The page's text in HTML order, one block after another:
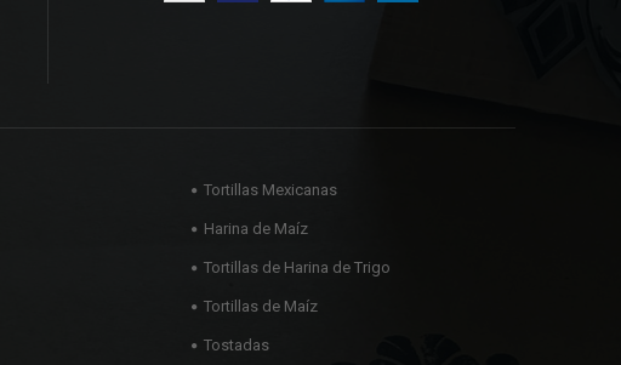
Tortillas Mexicanas
Harina de Maíz
Tortillas de Harina de Trigo
Tortillas de Maíz
Tostadas